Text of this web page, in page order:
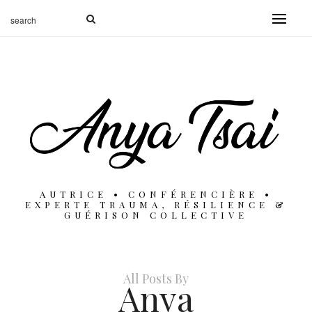
AUTRICE • CONFÉRENCIÈRE •
EXPERTE TRAUMA, RÉSILIENCE &
GUÉRISON COLLECTIVE
All Posts By
Anya